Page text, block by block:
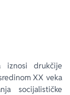
iznosi drukčije
XX veka
socijalističke